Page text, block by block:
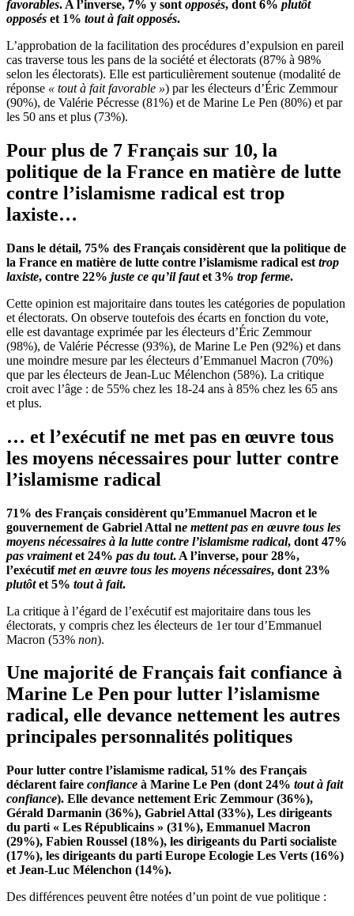
favorables. A l’inverse, 7% y sont opposés, dont 6% plutôt
opposés et 1% tout à fait opposés.
L’approbation de la facilitation des procédures d’expulsion en pareil
cas traverse tous les pans de la société et électorats (87% à 98%
selon les électorats). Elle est particulièrement soutenue (modalité de
réponse « tout à fait favorable ») par les électeurs d’Éric Zemmour
(90%), de Valérie Pécresse (81%) et de Marine Le Pen (80%) et par
les 50 ans et plus (73%).
Pour plus de 7 Français sur 10, la
politique de la France en matière de lutte
contre l’islamisme radical est trop
laxiste…
Dans le détail, 75% des Français considèrent que la politique de
la France en matière de lutte contre l’islamisme radical est trop
laxiste, contre 22% juste ce qu’il fautet 3% trop ferme.
Cette opinion est majoritaire dans toutes les catégories de population
et électorats. On observe toutefois des écarts en fonction du vote,
elle est davantage exprimée par les électeurs d’Éric Zemmour
(98%), de Valérie Pécresse (93%), de Marine Le Pen (92%) et dans
une moindre mesure par les électeurs d’Emmanuel Macron (70%)
que par les électeurs de Jean-Luc Mélenchon (58%). La critique
croit avec l’âge : de 55% chez les 18-24 ans à 85% chez les 65 ans
et plus.
… et l’exécutif ne met pas en œuvre tous
les moyens nécessaires pour lutter contre
l’islamisme radical
71% des Français considèrent qu’Emmanuel Macron et le
gouvernement de Gabriel Attal ne mettent pas en œuvre tous les
moyens nécessaires à la lutte contre l’islamisme radical, dont 47%
pas vraimentet 24% pas du tout. A l’inverse, pour 28%,
l’exécutifmet en œuvre tous les moyens nécessaires, dont 23%
plutôtet 5% tout à fait.
La critique à l’égard de l’exécutif est majoritaire dans tous les
électorats, y compris chez les électeurs de 1er tour d’Emmanuel
Macron (53% non).
Une majorité de Français fait confiance à
Marine Le Pen pour lutter l’islamisme
radical, elle devance nettement les autres
principales personnalités politiques
Pour lutter contre l’islamisme radical, 51% des Français
déclarent faire confiance à Marine Le Pen (dont 24% tout à fait
confiance). Elle devance nettement Eric Zemmour (36%),
Gérald Darmanin (36%), Gabriel Attal (33%), Les dirigeants
du parti « Les Républicains » (31%), Emmanuel Macron
(29%), Fabien Roussel (18%), les dirigeants du Parti socialiste
(17%), les dirigeants du parti Europe Ecologie Les Verts (16%)
et Jean-Luc Mélenchon (14%).
Des différences peuvent être notées d’un point de vue politique :